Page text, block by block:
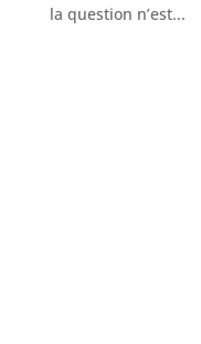
la question n’est...